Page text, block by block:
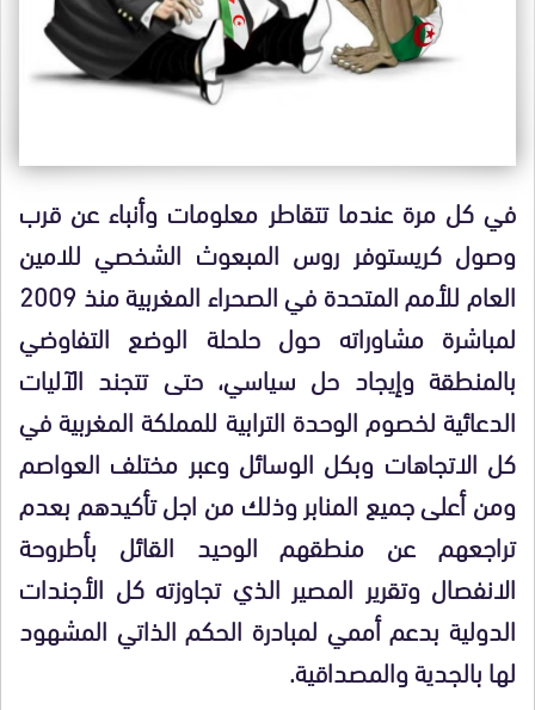
في كل مرة عندما تتقاطر معلومات وأنباء عن قرب
وصول كريستوفر روس المبعوث الشخصي للامين
العام للأمم المتحدة في الصحراء المغربية منذ 2009
لمباشرة مشاوراته حول حلحلة الوضع التفاوضي
بالمنطقة وإيجاد حل سياسي، حتى تتجند الآليات
الدعائية لخصوم الوحدة الترابية للمملكة المغربية في
كل الاتجاهات وبكل الوسائل وعبر مختلف العواصم
ومن أعلى جميع المنابر وذلك من اجل تأكيدهم بعدم
تراجعهم عن منطقهم الوحيد القائل بأطروحة
الانفصال وتقرير المصير الذي تجاوزته كل الأجندات
الدولية بدعم أممي لمبادرة الحكم الذاتي المشهود
لها بالجدية والمصداقية.